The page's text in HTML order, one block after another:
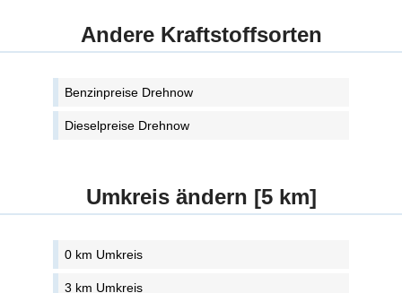
Andere Kraftstoffsorten
Benzinpreise Drehnow
Dieselpreise Drehnow
Umkreis ändern [5 km]
0 km Umkreis
3 km Umkreis